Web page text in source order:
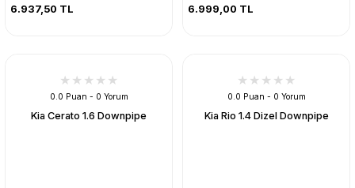
6.937,50 TL 6.999,00 TL
0.0 Puan - 0 Yorum
Kia Cerato 1.6 Downpipe
0.0 Puan - 0 Yorum
Kia Rio 1.4 Dizel Downpipe